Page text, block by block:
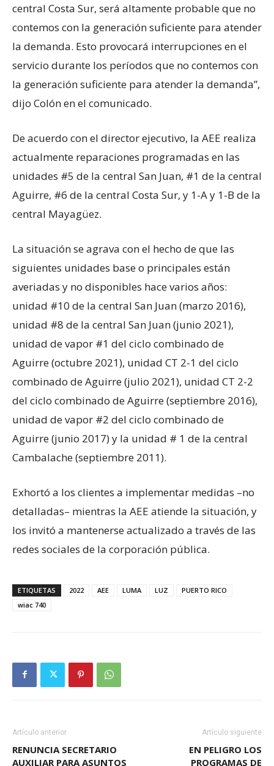
central Costa Sur, será altamente probable que no
contemos con la generación suficiente para atender
la demanda. Esto provocará interrupciones en el
servicio durante los períodos que no contemos con
la generación suficiente para atender la demanda”,
dijo Colón en el comunicado.
De acuerdo con el director ejecutivo, la AEE realiza
actualmente reparaciones programadas en las
unidades #5 de la central San Juan, #1 de la central
Aguirre, #6 de la central Costa Sur, y 1-A y 1-B de la
central Mayagüez.
La situación se agrava con el hecho de que las
siguientes unidades base o principales están
averiadas y no disponibles hace varios años:
unidad #10 de la central San Juan (marzo 2016),
unidad #8 de la central San Juan (junio 2021),
unidad de vapor #1 del ciclo combinado de
Aguirre (octubre 2021), unidad CT 2-1 del ciclo
combinado de Aguirre (julio 2021), unidad CT 2-2
del ciclo combinado de Aguirre (septiembre 2016),
unidad de vapor #2 del ciclo combinado de
Aguirre (junio 2017) y la unidad # 1 de la central
Cambalache (septiembre 2011).
Exhortó a los clientes a implementar medidas –no
detalladas– mientras la AEE atiende la situación, y
los invitó a mantenerse actualizado a través de las
redes sociales de la corporación pública.
ETIQUETAS 2022 AEE LUMA LUZ
PUERTO RICO
wiac 740
Artículo anterior
RENUNCIA SECRETARIO
AUXILIAR PARA ASUNTOS
Artículo siguiente
EN PELIGRO LOS
PROGRAMAS DE